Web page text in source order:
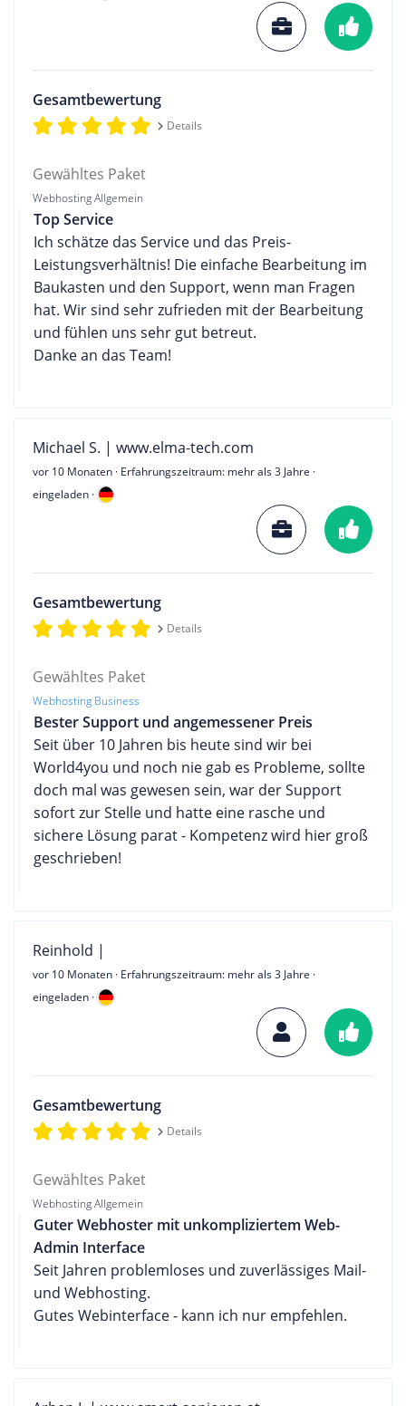
Gesamtbewertung
Details
Gewähltes Paket
Webhosting Allgemein
Top Service
Ich schätze das Service und das Preis-
Leistungsverhältnis! Die einfache Bearbeitung im
Baukasten und den Support, wenn man Fragen
hat. Wir sind sehr zufrieden mit der Bearbeitung
und fühlen uns sehr gut betreut.
Danke an das Team!
Michael S. | www.elma-tech.com
vor 10 Monaten · Erfahrungszeitraum: mehr als 3 Jahre ·
eingeladen ·
Gesamtbewertung
Details
Gewähltes Paket
Webhosting Business
Bester Support und angemessener Preis
Seit über 10 Jahren bis heute sind wir bei
World4you und noch nie gab es Probleme, sollte
doch mal was gewesen sein, war der Support
sofort zur Stelle und hatte eine rasche und
sichere Lösung parat - Kompetenz wird hier groß
geschrieben!
Reinhold |
vor 10 Monaten · Erfahrungszeitraum: mehr als 3 Jahre ·
eingeladen ·
Gesamtbewertung
Details
Gewähltes Paket
Webhosting Allgemein
Guter Webhoster mit unkompliziertem Web-
Admin Interface
Seit Jahren problemloses und zuverlässiges Mail-
und Webhosting.
Gutes Webinterface - kann ich nur empfehlen.